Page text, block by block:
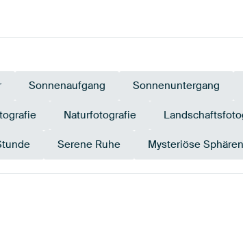
Sonnenaufgang Sonnenuntergang
Naturfotografie
Serene Ruhe Mysteriöse Sphären